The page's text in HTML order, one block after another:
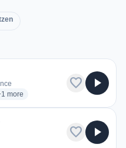
stations
more genres for Radio Grand Lac
more
favorite play_arrow
stations
favorite play_arrow